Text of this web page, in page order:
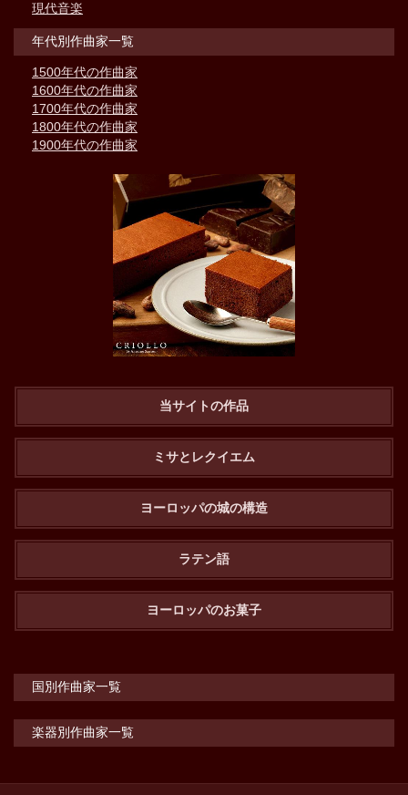
現代音楽
年代別作曲家一覧
1500年代の作曲家
1600年代の作曲家
1700年代の作曲家
1800年代の作曲家
1900年代の作曲家
当サイトの作品
ミサとレクイエム
ヨーロッパの城の構造
ラテン語
ヨーロッパのお菓子
国別作曲家一覧
楽器別作曲家一覧